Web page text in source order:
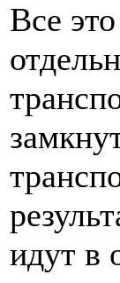
Все
идут в